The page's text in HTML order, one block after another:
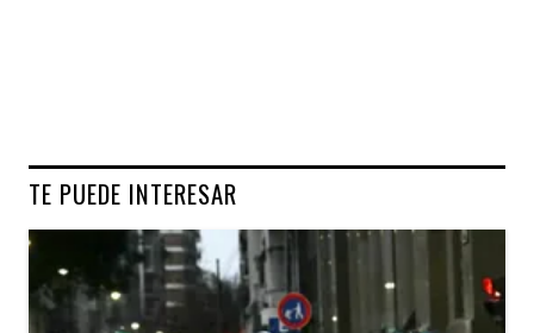
TE PUEDE INTERESAR